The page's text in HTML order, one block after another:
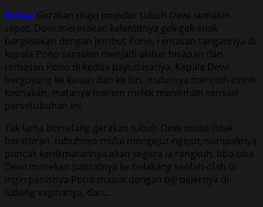
Bokep Gerakan maju mundur tubuh Dewi semakin
cepat, Dewi merasakan kelentitnya geli-geli enak
bergesekan dengan jembut Pono, remasan tangannya di
kepala Pono semakin menjadi akibat hisapan dan
remasan Pono di kedua payudaranya. Kepala Dewi
bergoyang ke kanan dan ke kiri, mulutnya merintih-rintih
keenakan, matanya merem melek menikmati sensasi
persetubuhan ini.
Tak lama berselang gerakan tubuh Dewi mulai tidak
beraturan, tubuhnya mulai mengejut-ngejut, nampaknya
puncak kenikmatannya akan segera ia rengkuh, tiba-tiba
Dewi menekan pantatnya ke belakang seolah-olah ia
ingin penisnya Pono masuk dengan biji pelernya di
lubang vaginanya, dan…